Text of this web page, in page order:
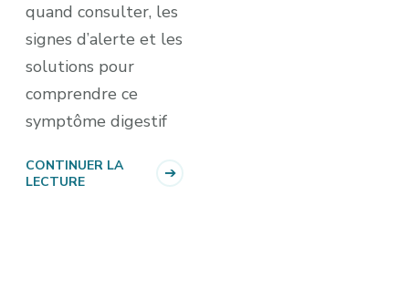
quand consulter, les
signes d’alerte et les
solutions pour
comprendre ce
symptôme digestif
CONTINUER LA
LECTURE